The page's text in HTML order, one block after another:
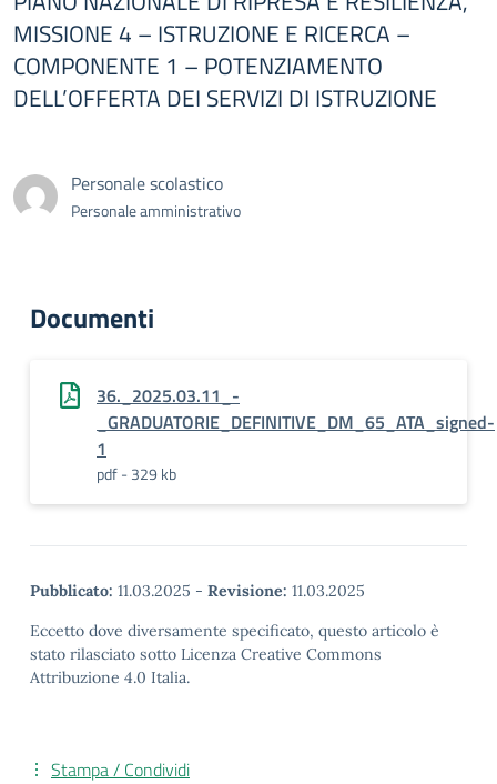
MISSIONE 4 – ISTRUZIONE E RICERCA –
COMPONENTE 1 – POTENZIAMENTO
DELL’OFFERTA DEI SERVIZI DI ISTRUZIONE
Personale scolastico
Personale amministrativo
Documenti
36._2025.03.11_-
_GRADUATORIE_DEFINITIVE_DM_65_ATA_signed-
1
pdf - 329 kb
Pubblicato: 11.03.2025 - Revisione: 11.03.2025
Eccetto dove diversamente specificato, questo articolo è
stato rilasciato sotto Licenza Creative Commons
Attribuzione 4.0 Italia.
Stampa / Condividi